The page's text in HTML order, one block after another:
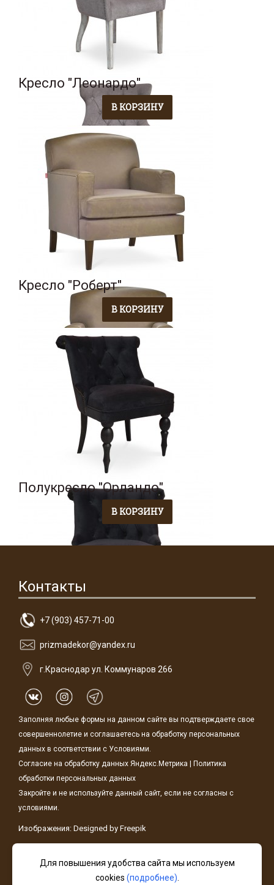
Кресло "Леонардо"
Кресло "Роберт"
Полукресло "Орландо"
Контакты
+7 (903) 457-71-00
prizmadekor@yandex.ru
г.Краснодар ул. Коммунаров 266
Для повышения удобства сайта мы используем
cookies (подробнее)
Заполняя любые формы на данном сайте вы подтверждаете свое
совершеннолетие и соглашаетесь на обработку персональных
данных в соответствии с Условиями.
Согласие на обработку данных Яндекс.Метрика
Политика
обработки персональных данных
Закройте и не используйте данный сайт, если не согласны с
условиями.
Изображения: Designed by Freepik
На связи